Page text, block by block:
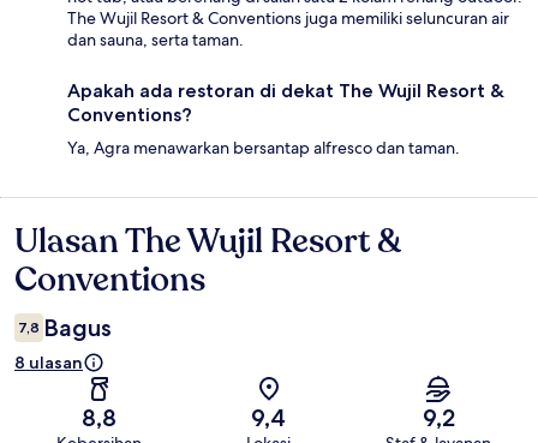
The Wujil Resort & Conventions juga memiliki seluncuran air
dan sauna, serta taman.
Apakah ada restoran di dekat The Wujil Resort &
Conventions?
Ya, Agra menawarkan bersantap alfresco dan taman.
Ulasan
Ulasan The Wujil Resort &
Conventions
7,8 Bagus
8 ulasan
8,8 9,4 9,2